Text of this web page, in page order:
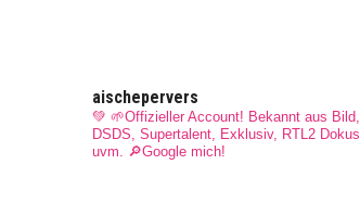
aischepervers
💚 🌱Offizieller Account! Bekannt aus Bild,
DSDS, Supertalent, Exklusiv, RTL2 Dokus
uvm. 🔎Google mich!